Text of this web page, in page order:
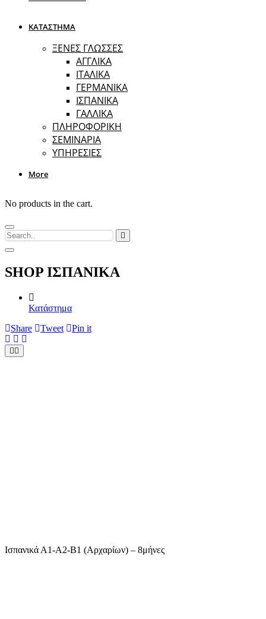
ΚΑΤΑΣΤΗΜΑ
ΞΕΝΕΣ ΓΛΩΣΣΕΣ
ΑΓΓΛΙΚΑ
ΙΤΑΛΙΚΑ
ΓΕΡΜΑΝΙΚΑ
ΙΣΠΑΝΙΚΑ
ΓΑΛΛΙΚΑ
ΠΛΗΡΟΦΟΡΙΚΗ
ΣΕΜΙΝΑΡΙΑ
ΥΠΗΡΕΣΙΕΣ
More
No products in the cart.
SHOP ΙΣΠΑΝΙΚΑ
Κατάστημα
Share
Tweet Pin it
Ισπανικά Α1-Α2-B1 (Αρχαρίων) – 8μήνες